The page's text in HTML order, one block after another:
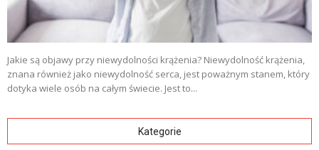
Jakie są objawy przy niewydolności krążenia? Niewydolność krążenia,
znana również jako niewydolność serca, jest poważnym stanem, który
dotyka wiele osób na całym świecie. Jest to...
Kategorie